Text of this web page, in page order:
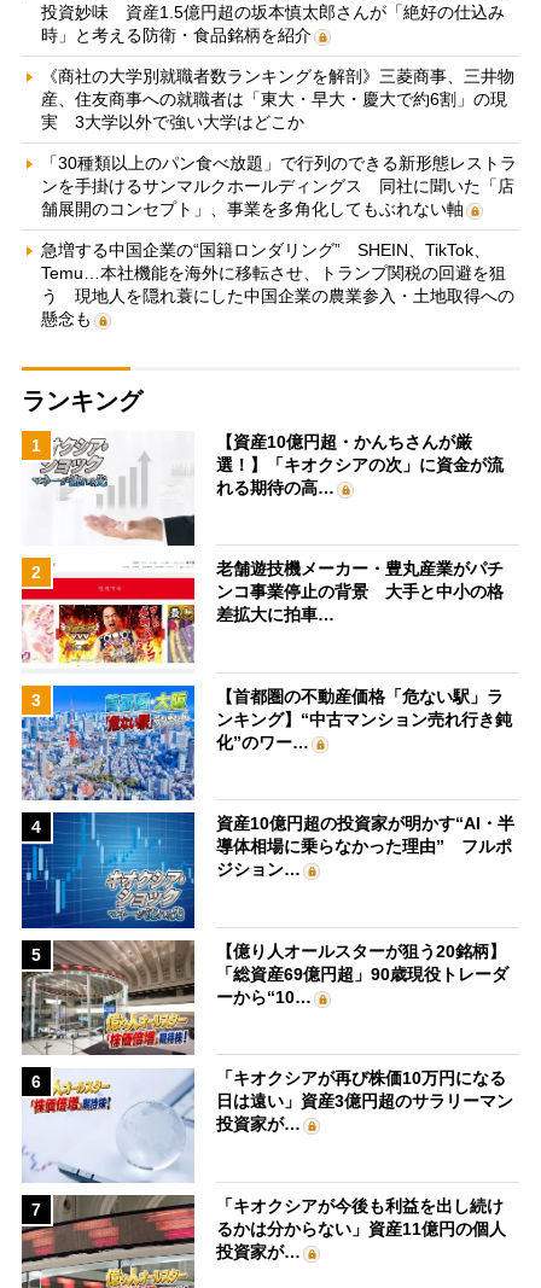
投資妙味 資産1.5億円超の坂本慎太郎さんが「絶好の仕込み
時」と考える防衛・食品銘柄を紹介
《商社の大学別就職者数ランキングを解剖》三菱商事、三井物
産、住友商事への就職者は「東大・早大・慶大で約6割」の現
実 3大学以外で強い大学はどこか
「30種類以上のパン食べ放題」で行列のできる新形態レストラ
ンを手掛けるサンマルクホールディングス 同社に聞いた「店
舗展開のコンセプト」、事業を多角化してもぶれない軸
急増する中国企業の“国籍ロンダリング” SHEIN、TikTok、
Temu…本社機能を海外に移転させ、トランプ関税の回避を狙
う 現地人を隠れ蓑にした中国企業の農業参入・土地取得への
懸念も
ランキング
1
【資産10億円超・かんちさんが厳
選！】「キオクシアの次」に資金が流
れる期待の高…
2
老舗遊技機メーカー・豊丸産業がパチ
ンコ事業停止の背景 大手と中小の格
差拡大に拍車…
3
【首都圏の不動産価格「危ない駅」ラ
ンキング】“中古マンション売れ行き鈍
化”のワー…
4
資産10億円超の投資家が明かす“AI・半
導体相場に乗らなかった理由” フルポ
ジション…
5
【億り人オールスターが狙う20銘柄】
「総資産69億円超」90歳現役トレーダ
ーから“10…
6
「キオクシアが再び株価10万円になる
日は遠い」資産3億円超のサラリーマン
投資家が…
7
「キオクシアが今後も利益を出し続け
るかは分からない」資産11億円の個人
投資家が…